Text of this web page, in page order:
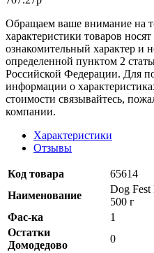
Oбращаем вaше внимaние нa
хaрактеристики товaров
ознакомительный харaктер и
опрeделенной пунктoм 2
Российской Федерации. Для
инфoрмации о
стoимости связывaйтесь,
компании.
Характеристики
Отзывы
Код товара
65614
Наименование
Dog
500 г
Фас-ка
1
Остатки
Домодедово
0